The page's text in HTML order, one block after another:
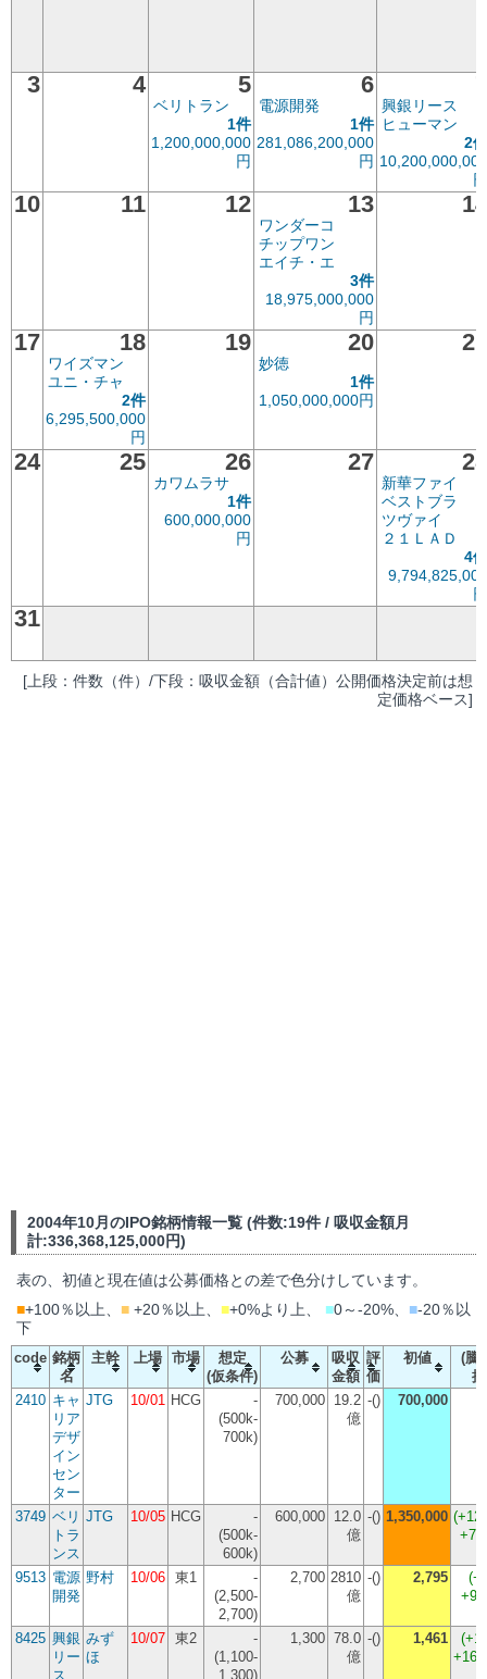
3 4 5
ベリトラン
1件
1,200,000,000
円
6
電源開発
1件
281,086,200,000
円
興銀リース
ヒューマン
2件
10,200,000,000
円
10 11 12 13
ワンダーコ
チップワン
エイチ・エ
3件
18,975,000,000
円
14
17 18
ワイズマン
ユニ・チャ
2件
6,295,500,000
円
19 20
妙徳
1件
1,050,000,000円
21
24 25 26
カワムラサ
1件
600,000,000
円
27 28
新華ファイ
ベストブラ
ツヴァイ
２１ＬＡＤ
4件
9,794,825,000
円
31
[上段：件数（件）/下段：吸収金額（合計値）公開価格決定前は想
定価格ベース]
2004年10月のIPO銘柄情報一覧 (件数:19件 / 吸収金額月
計:336,368,125,000円)
表の、初値と現在値は公募価格との差で色分けしています。
■+100％以上、 ■ +20％以上、 ■+0%より上、 ■0～-20%、 ■-20％以
下
code 銘柄
名
主幹 上場 市場
想定
(仮条件)
公募
吸収
金額
評
価
初値
(騰
2410 キャ
リア
デザ
イン
セン
ター
JTG 10/01 HCG
-
(500k-
700k)
700,000 19.2
億
-() 700,000
3749 ベリ
トラ
ンス
JTG 10/05 HCG
-
(500k-
600k)
600,000 12.0
億
-() 1,350,000 (
9513 電源
開発
野村 10/06 東1
-
(2,500-
2,700)
2,700 2810
億
-() 2,795 (
8425 興銀
リー
ス
みず
ほ
10/07 東2
-
(1,100-
1,300)
1,300 78.0
億
-() 1,461 (